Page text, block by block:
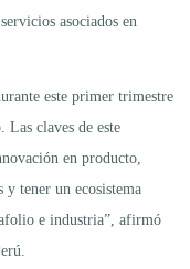
asociados en
este primer trimestre
Las claves de este
en producto,
y tener un ecosistema
e industria”, afirmó